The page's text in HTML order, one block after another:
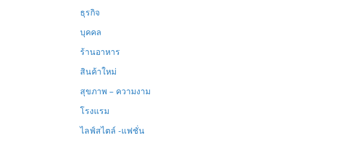
ธุรกิจ
บุคคล
ร้านอาหาร
สินค้าใหม่
สุขภาพ – ความงาม
โรงแรม
ไลฟ์สไตล์ -แฟชั่น